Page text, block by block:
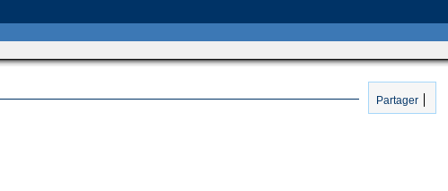
Partager